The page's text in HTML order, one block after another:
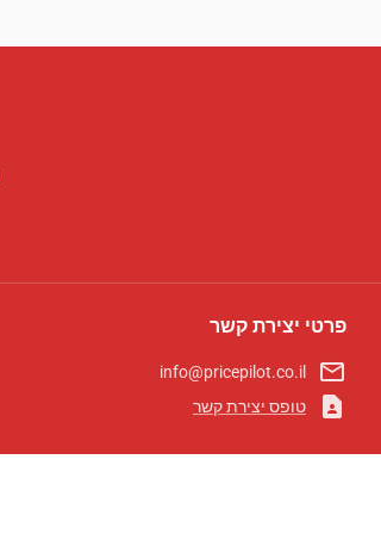
פרטי יצירת קשר
mail_outline
info@pricepilot.co.il
contact_page טופס יצירת קשר